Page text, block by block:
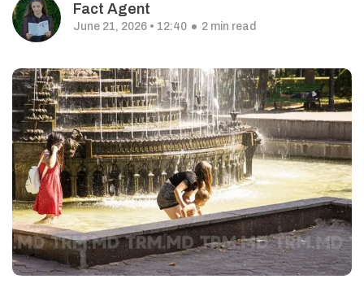
Fact Agent
June 21, 2026 • 12:40 2 min read